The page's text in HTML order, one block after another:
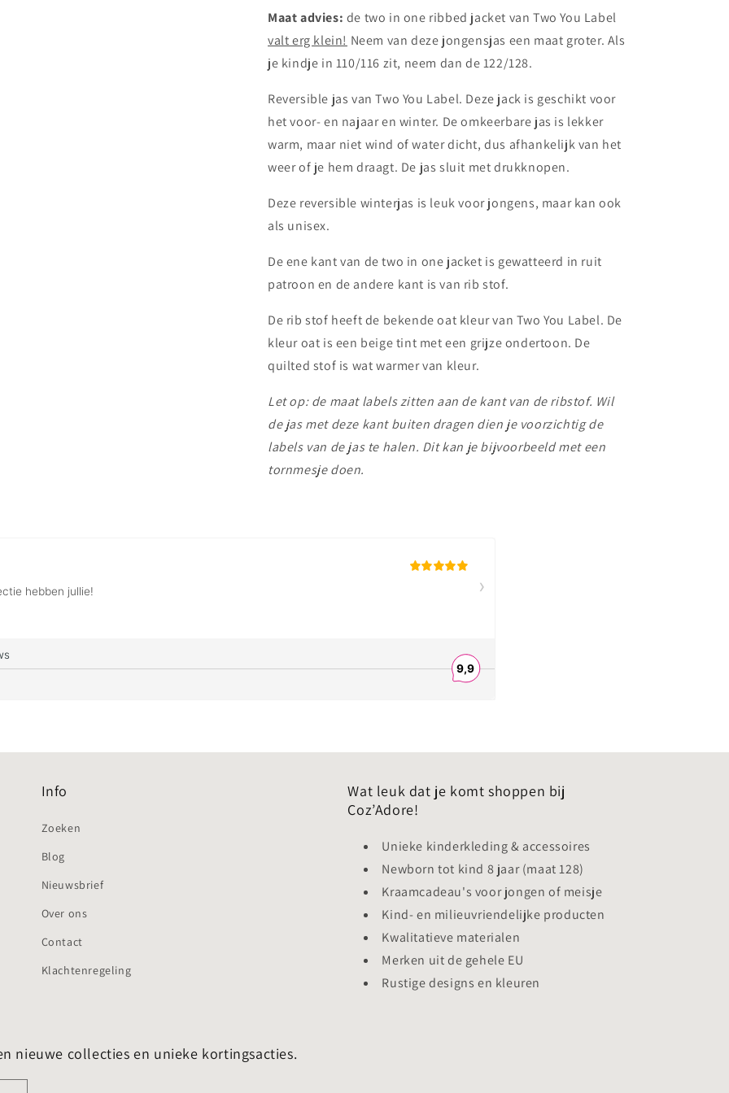
jacket
oat
jacket
oat
Maat advies: de two in one ribbed jacket van Two You Label
valt erg klein! Neem van deze jongensjas een maat groter. Als
je kindje in 110/116 zit, neem dan de 122/128.
Reversible jas van Two You Label. Deze jack is geschikt voor
het voor- en najaar en winter. De omkeerbare jas is lekker
warm, maar niet wind of water dicht, dus afhankelijk van het
weer of je hem draagt. De jas sluit met drukknopen.
Deze reversible winterjas is leuk voor jongens, maar kan ook
als unisex.
De ene kant van de two in one jacket is gewatteerd in ruit
patroon en de andere kant is van rib stof.
De rib stof heeft de bekende oat kleur van Two You Label. De
kleur oat is een beige tint met een grijze ondertoon. De
quilted stof is wat warmer van kleur.
Let op: de maat labels zitten aan de kant van de ribstof. Wil
de jas met deze kant buiten dragen dien je voorzichtig de
labels van de jas te halen. Dit kan je bijvoorbeeld met een
tornmesje doen.
Info
Zoeken
Blog
Nieuwsbrief
Over ons
Contact
Klachtenregeling
Wat leuk dat je komt shoppen bij
Coz’Adore!
Unieke kinderkleding & accessoires
Newborn tot kind 8 jaar (maat 128)
Kraamcadeau's voor jongen of meisje
Kind- en milieuvriendelijke producten
Kwalitatieve materialen
Merken uit de gehele EU
Rustige designs en kleuren
nieuwe collecties en unieke kortingsacties.